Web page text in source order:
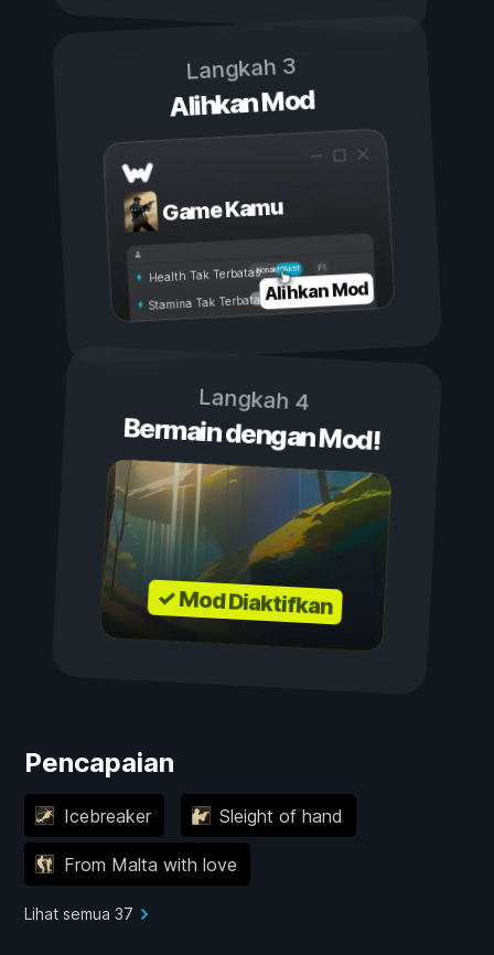
Langkah 3
Alihkan Mod
Game Kamu
Aktif
Nonaktif
Health Tak Terbatas
Stamina Tak TerbatasAlihkan Mod
Langkah 4
Bermain dengan Mod!
✓ Mod Diaktifkan
Pencapaian
Icebreaker Sleight of hand
From Malta with love
Lihat semua 37